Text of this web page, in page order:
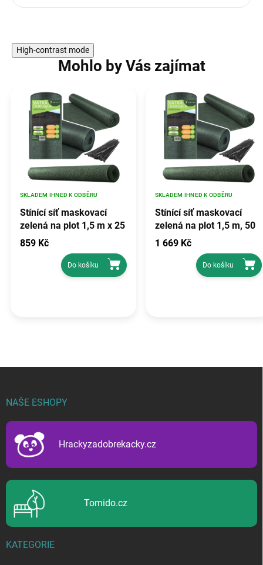
High-contrast mode
Mohlo by Vás zajímat
Stínící síť maskovací
zelená na plot 1,5 m x 25
m, 140 g/m²
SKLADEM IHNED K ODBĚRU
859 Kč
Do košíku
Stínící síť maskovací
zelená na plot 1,5 m, 50
m, 140 g/m²
SKLADEM IHNED K ODBĚRU
1 669 Kč
Do košíku
NAŠE ESHOPY
Hrackyzadobrekacky.cz
Tomido.cz
KATEGORIE